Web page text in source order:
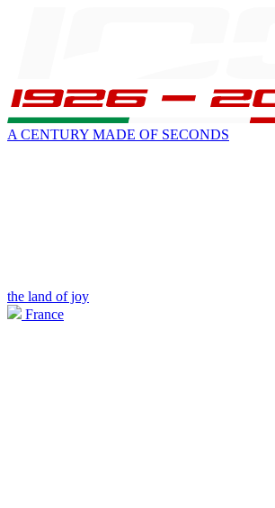
A CENTURY MADE OF SECONDS
the land of joy
France